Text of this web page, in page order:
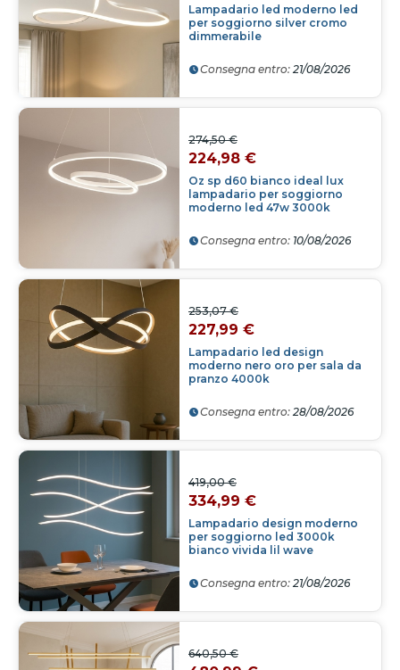
Lampadario led moderno led
per soggiorno silver cromo
dimmerabile
Consegna entro: 21/08/2026
Oz sp d60 bianco ideal lux
lampadario per soggiorno
moderno led 47w 3000k
274,50 €
224,98 €
Consegna entro: 10/08/2026
Lampadario led design
moderno nero oro per sala da
pranzo 4000k
253,07 €
227,99 €
Consegna entro: 28/08/2026
Lampadario design moderno
per soggiorno led 3000k
bianco vivida lil wave
419,00 €
334,99 €
Consegna entro: 21/08/2026
640,50 €